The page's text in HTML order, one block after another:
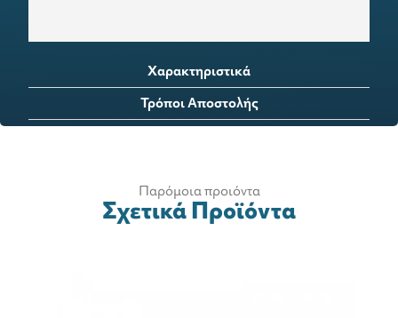
Χαρακτηριστικά
Τρόποι Αποστολής
Παρόμοια προιόντα
Σχετικά Προϊόντα